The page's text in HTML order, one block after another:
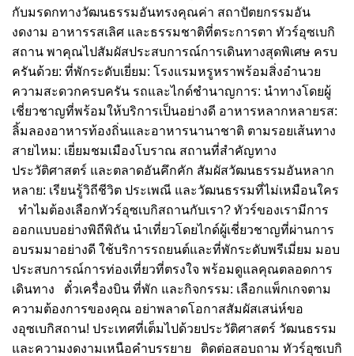
กับมรดกทางวัฒนธรรมอันทรงคุณค่า สถาปัตยกรรมอัน
งดงาม อาหารรสเลิศ และธรรมชาติที่ตระการตา ทัวร์อุซเบกิ
สถาน พาคุณไปสัมผัสประสบการณ์การเดินทางสุดพิเศษ ครบ
ครันด้วย: ที่พักระดับเยี่ยม: โรงแรมหรูหราพร้อมสิ่งอำนวย
ความสะดวกครบครัน รถและไกด์ชำนาญการ: นำทางโดยผู้
เชี่ยวชาญที่พร้อมให้บริการเป็นอย่างดี อาหารหลากหลายรส:
ลิ้มลองอาหารท้องถิ่นและอาหารนานาชาติ ตามรอยเส้นทาง
สายไหม: เยี่ยมชมเมืองโบราณ สถานที่สำคัญทาง
ประวัติศาสตร์ และตลาดอันคึกคัก สัมผัสวัฒนธรรมอันหลาก
หลาย: เรียนรู้วิถีชีวิต ประเพณี และวัฒนธรรมที่ไม่เหมือนใคร
ทำไมต้องเลือกทัวร์อุซเบกิสถานกับเรา? ทัวร์ของเรามีการ
ออกแบบอย่างพิถีพิถัน นำเที่ยวโดยไกด์ผู้เชี่ยวชาญที่ผ่านการ
อบรมมาอย่างดี ใช้บริการรถยนต์และที่พักระดับพรีเมี่ยม มอบ
ประสบการณ์การท่องเที่ยวที่ตรงใจ พร้อมดูแลคุณตลอดการ
เดินทาง ตั๋วเครื่องบิน ที่พัก และกิจกรรม: เลือกแพ็กเกจตาม
ความต้องการของคุณ อย่าพลาดโอกาสสัมผัสเสน่ห์ขอ
งอุซเบกิสถาน! ประเทศที่เต็มไปด้วยประวัติศาสตร์ วัฒนธรรม
และความงดงามเหนือคำบรรยาย ติดต่อสอบถาม ทัวร์อุซเบกิ